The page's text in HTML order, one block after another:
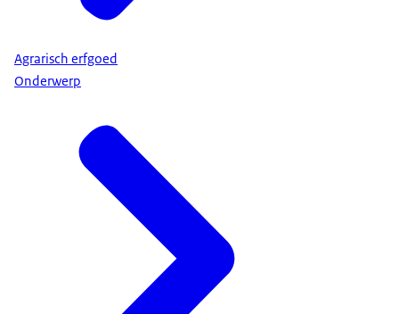
Agrarisch erfgoed
Onderwerp